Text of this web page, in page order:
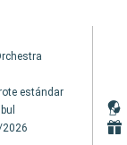
estándar